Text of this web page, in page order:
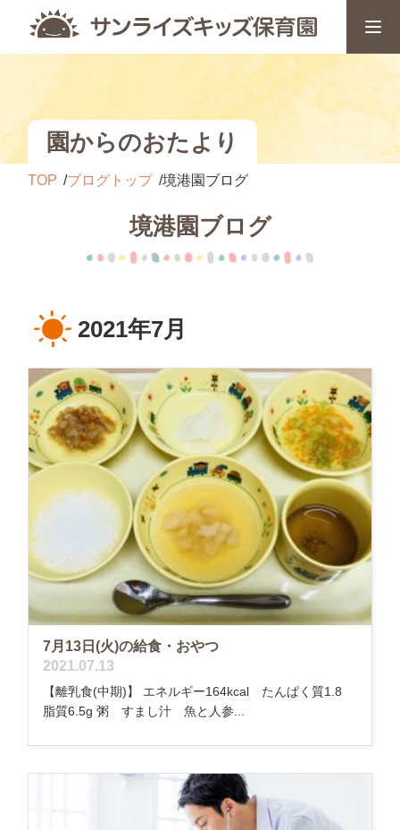
園からのおたより
TOP ブログトップ 境港園ブログ
境港園ブログ
2021年7月
7月13日(火)の給食・おやつ
2021.07.13
【離乳食(中期)】 エネルギー164kcal たんぱく質1.8
脂質6.5g 粥 すまし汁 魚と人参...